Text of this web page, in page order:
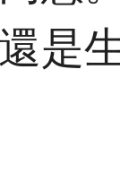
是